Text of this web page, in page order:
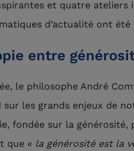
et quatre ateliers
d’actualité ont été
entre
le philosophe André
sur les grands enjeux de
fondée sur la générosité,
que « la générosité est la